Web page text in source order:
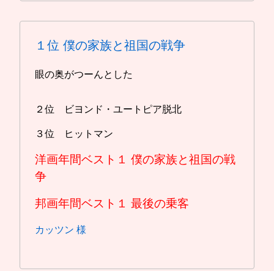
１位 僕の家族と祖国の戦争
眼の奥がつーんとした
２位 ビヨンド・ユートピア脱北
３位 ヒットマン
洋画年間ベスト１ 僕の家族と祖国の戦
争
邦画年間ベスト１ 最後の乗客
カッツン 様